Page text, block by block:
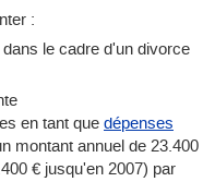
:
le cadre d'un divorce
en tant que dépenses
montant annuel de 23.400
€ jusqu'en 2007) par